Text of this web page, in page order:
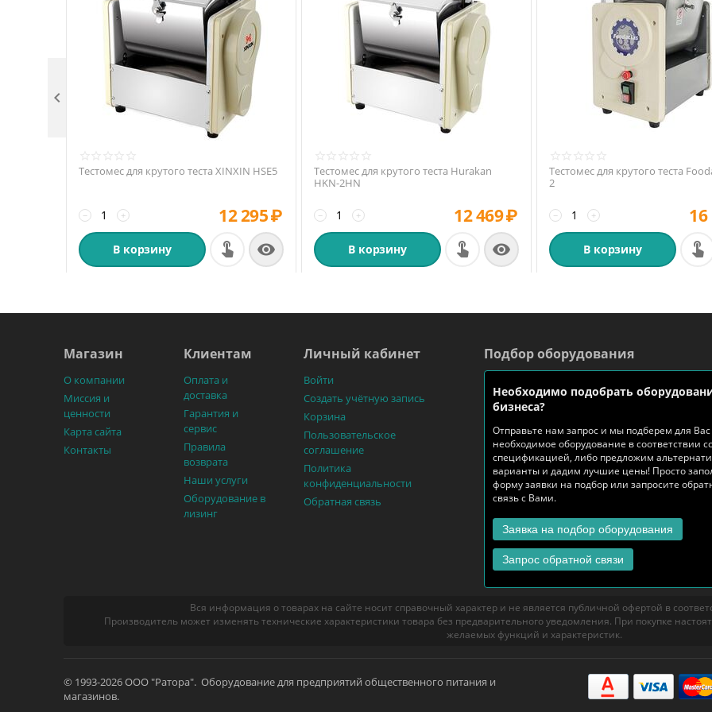
Тестомес для крутого теста XINXIN HSE5
+
− 12 295₽
В корзину 
Тестомес для крутого теста Hurakan
HKN-2HN
+
− 12 469₽
В корзину 
Тестомес для крутого теста
2
+
− 16
В корзину

Магазин
О компании
Миссия и
ценности
Карта сайта
Контакты
Клиентам
Оплата и
доставка
Гарантия и
сервис
Правила
возврата
Наши услуги
Оборудование в
лизинг
Личный кабинет
Войти
Создать учётную запись
Корзина
Пользовательское
соглашение
Политика
конфиденциальности
Обратная связь
Подбор оборудования
Необходимо подобрать
бизнеса?
Отправьте нам запрос и мы подберем для Вас
необходимое оборудование в соответствии
спецификацией, либо предложим
варианты и дадим лучшие цены! Просто
форму заявки на подбор или запросите
связь с Вами.
Заявка на подбор оборудования
Запрос обратной связи
Вся информация о товарах на сайте носит справочный характер и не является публичной офертой в
Производитель может изменять технические характеристики товара без предварительного уведомления. При покупке
желаемых функций и характеристик.
© 1993-2026 ООО "Ратора". Оборудование для предприятий общественного питания и
магазинов.